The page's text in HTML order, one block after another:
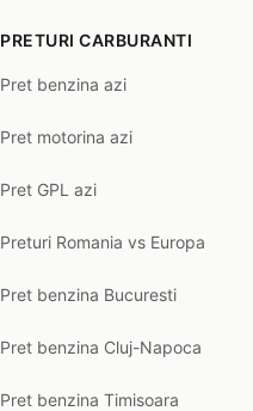
PRETURI CARBURANTI
Pret benzina azi
Pret motorina azi
Pret GPL azi
Preturi Romania vs Europa
Pret benzina Bucuresti
Pret benzina Cluj-Napoca
Pret benzina Timisoara